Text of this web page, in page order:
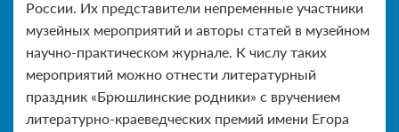
России. Их представители непременные участники
музейных мероприятий и авторы статей в музейном
научно-практическом журнале. К числу таких
мероприятий можно отнести литературный
праздник «Брюшлинские родники» с вручением
литературно-краеведческих премий имени Егора